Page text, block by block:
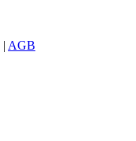
| AGB